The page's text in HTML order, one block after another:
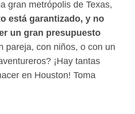
gran metrópolis de Texas,
está garantizado, y no
un gran presupuesto
pareja, con niños, o con un
¡Hay tantas
en Houston! Toma